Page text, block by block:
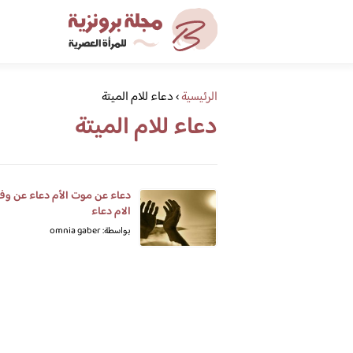
الرئيسية›دعاء للام الميتة
دعاء للام الميتة
دعاء عن موت الأم دعاء عن
الام دعاء
بواسطة: omnia gaber